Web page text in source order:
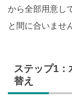
から全部用意し
と間に合いませ
ステップ1：
替え